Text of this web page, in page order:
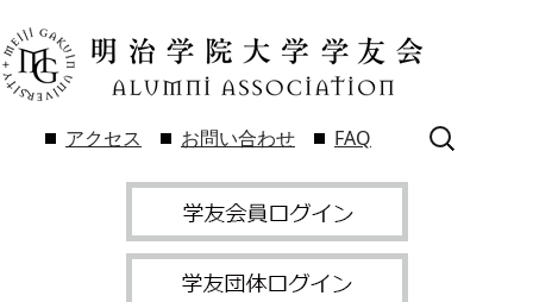
アクセス お問い合わせ FAQ
検
索: